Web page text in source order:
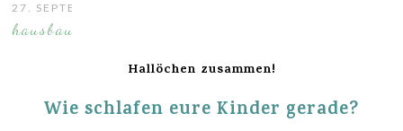
27. SEPTEMBER 2016
hausbau
Hallöchen zusammen!
Wie schlafen eure Kinder gerade?